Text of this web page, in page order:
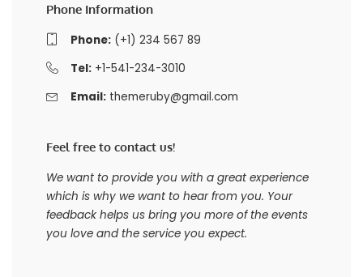
Phone Information
Phone:(+1) 234 567 89
Tel:+1-541-234-3010
Email: themeruby@gmail.com
Feel free to contact us!
We want to provide you with a great experience
which is why we want to hear from you. Your
feedback helps us bring you more of the events
you love and the service you expect.